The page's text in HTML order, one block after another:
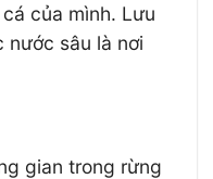
của mình. Lưu
nước sâu là nơi
gian trong rừng